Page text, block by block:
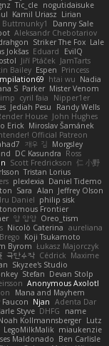
Tic_cle nogutidaisuke
Kamil Uriasz Lirian
Buttmunky1
Danny Sale
Aleksandr Chebotariov
Striker The Fox Lale
Jokšas Eduard
EvilQ
Jiří Ptáček JamTarts
Bailey Espen Princess
htai wu Nadia
S Parker Mister Venom
cyril faia
Nipper1er
Jediah Pesu
Randy Wells
House John Hughes
Erick Miroslav Šamánek
Official Patreon
재우 김
Morgsley
DC Kasundra Ross
Scott Fredrickson 仁 小野
Tristan Lorius
plexlexia Daniel Tidemo
Sara Alan Jeffrey Olson
Daniel philip sisk
Frontier
얍 얍얍 Oreo_tism
Nicolò Caterina aureliana
Koji Tsukamoto
Byrom Łukasz Majorczyk
극단수작 Cédrick Maxime
Skyzee's Studio
Stefan Devan Stolp
Anonymous Axolotl
Mana and Mayhem
Njan Adenta Dar
Jarle Styve DHFG
name
Kollmannsberger Lutz
LegoMilkMalik miaukenzie
Maldonado Ben Carlisle